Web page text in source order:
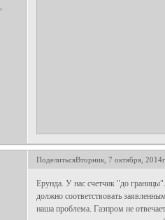
ПоделитьсяВторник, 7 октября,
Ерунда. У нас счетчик "до
должно соответствовать
наша проблема. Газпром не